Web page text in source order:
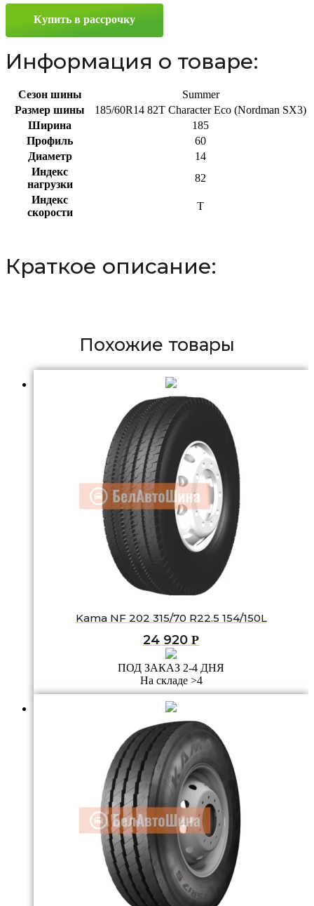
SX3)
R14
Купить в рассрочку
Информация о товаре:
Сезон шины
Summer
Размер шины
185/60R14 82T Character Eco (Nordman SX3)
Ширина
185
Профиль
60
Диаметр
14
Индекс
нагрузки
82
Индекс
скорости
T
Краткое описание:
Похожие товары
Kama NF 202 315/70 R22.5 154/150L
24 920 Р
ПОД ЗАКАЗ 2-4 ДНЯ
На складе >4